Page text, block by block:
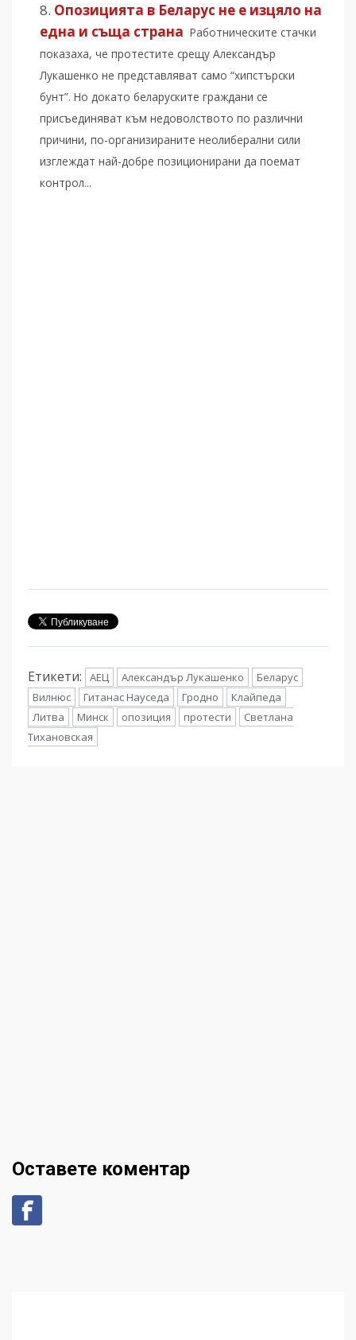
Опозицията в Беларус не е изцяло на
една и съща страна Работническите стачки
показаха, че протестите срещу Александър
Лукашенко не представляват само “хипстърски
бунт”. Но докато беларуските граждани се
присъединяват към недоволството по различни
причини, по-организираните неолиберални сили
изглеждат най-добре позиционирани да поемат
контрол...
Етикети: АЕЦ Александър Лукашенко
Беларус
Вилнюс
Гитанас Науседа Гродно
Клайпеда
Литва
Минск опозиция протести
Светлана
Тихановская
Оставете коментар